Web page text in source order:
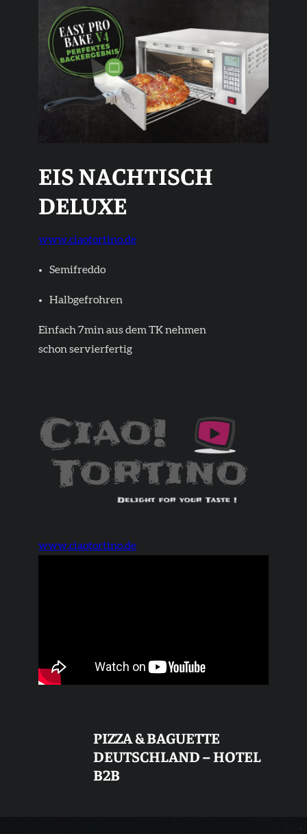
EIS NACHTISCH
DELUXE
www.ciaotortino.de
Semifreddo
Halbgefrohren
Einfach 7min aus dem TK nehmen
schon servierfertig
www.ciaotortino.de
PIZZA & BAGUETTE
DEUTSCHLAND – HOTEL
B2B